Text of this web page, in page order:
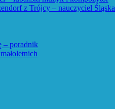
z Trójcy – nauczyciel Śląska
– poradnik